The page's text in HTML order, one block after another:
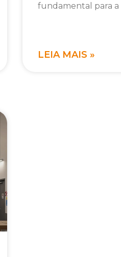
fundamental para a
LEIA MAIS »